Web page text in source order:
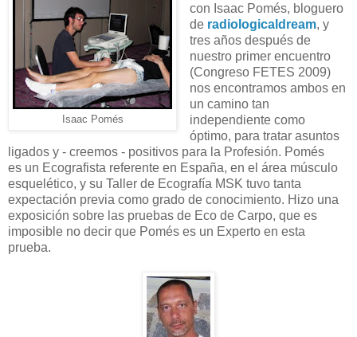
Isaac Pomés
con Isaac Pomés, bloguero
de radiologicaldream, y
tres años después de
nuestro primer encuentro
(Congreso FETES 2009)
nos encontramos ambos en
un camino tan
independiente como
óptimo, para tratar asuntos
ligados y - creemos - positivos para la Profesión. Pomés
es un Ecografista referente en España, en el área músculo
esquelético, y su Taller de Ecografía MSK tuvo tanta
expectación previa como grado de conocimiento. Hizo una
exposición sobre las pruebas de Eco de Carpo, que es
imposible no decir que Pomés es un Experto en esta
prueba.